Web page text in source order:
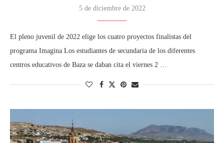
5 de diciembre de 2022
El pleno juvenil de 2022 elige los cuatro proyectos finalistas del
programa Imagina Los estudiantes de secundaria de los diferentes
centros educativos de Baza se daban cita el viernes 2 …